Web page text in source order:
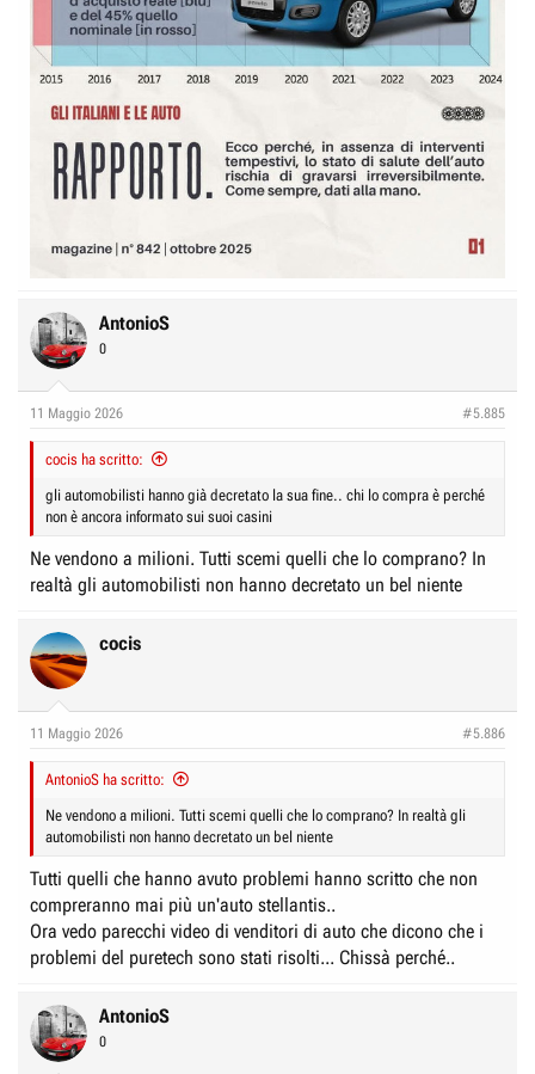
AntonioS
0
11 Maggio 2026 #5.885
cocis ha scritto:
gli automobilisti hanno già decretato la sua fine.. chi lo compra è perché
non è ancora informato sui suoi casini
Ne vendono a milioni. Tutti scemi quelli che lo comprano? In
realtà gli automobilisti non hanno decretato un bel niente
cocis
11 Maggio 2026 #5.886
AntonioS ha scritto:
Ne vendono a milioni. Tutti scemi quelli che lo comprano? In realtà gli
automobilisti non hanno decretato un bel niente
Tutti quelli che hanno avuto problemi hanno scritto che non
compreranno mai più un'auto stellantis..
Ora vedo parecchi video di venditori di auto che dicono che i
problemi del puretech sono stati risolti... Chissà perché..
AntonioS
0